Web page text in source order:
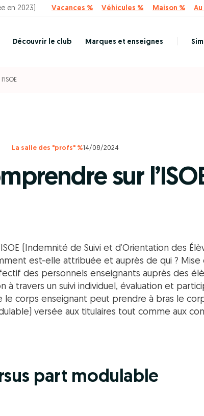
en 2023) Vacances % Véhicules % Maison %
Découvrir le club Marques et enseignes
La salle des "profs" %14/08/2024
sur
(Indemnité de Suivi et d’Orientation des
est-elle attribuée et auprès de qui ? Mise
des personnels enseignants auprès des
à travers un suivi individuel, évaluation et
le corps enseignant peut prendre à bras le
versée aux titulaires tout comme aux
part modulable